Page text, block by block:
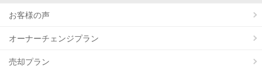
お客様の声
オーナーチェンジプラン
売却プラン